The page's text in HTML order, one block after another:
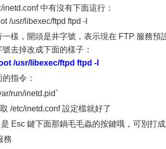
中有沒有下面這行：
/usr/libexec/ftpd ftpd -l
，開頭是井字號，表示現在 FTP 服務預
去掉改成下面的樣子：
/usr/libexec/ftpd ftpd -l
指令：
run/inetd.pid`
etc/inetd.conf 設定檔就好了
鍵下面那鍋毛毛蟲的按鍵哦，可別打成
務